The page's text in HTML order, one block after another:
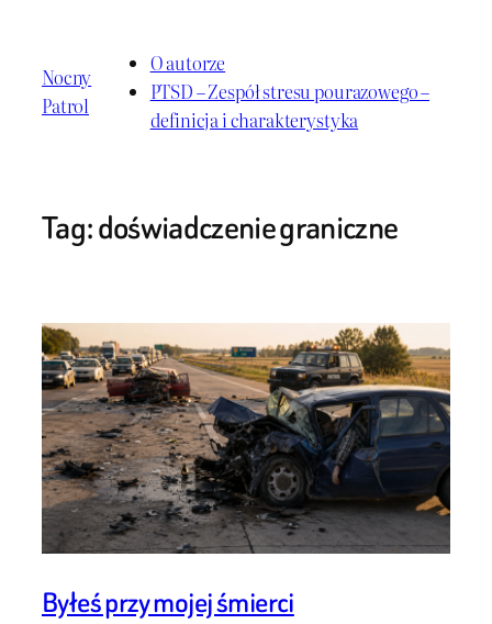
treściNocny
Patrol
O autorze
PTSD – Zespół stresu pourazowego –
definicja i charakterystyka
Tag:doświadczenie graniczne
Byłeś przy mojej śmierci